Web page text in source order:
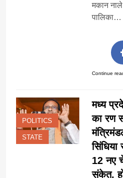
मकान नाले
पालिका…
Continue
POLITICS
STATE
मध्य
का रण
12 नए
संकेत,